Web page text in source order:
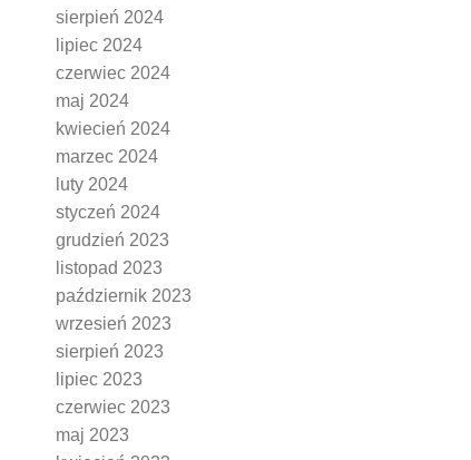
sierpień 2024
lipiec 2024
czerwiec 2024
maj 2024
kwiecień 2024
marzec 2024
luty 2024
styczeń 2024
grudzień 2023
listopad 2023
październik 2023
wrzesień 2023
sierpień 2023
lipiec 2023
czerwiec 2023
maj 2023